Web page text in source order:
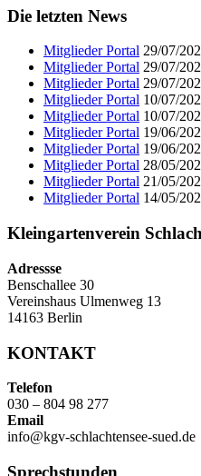
Die letzten News
Mitglieder Portal 29/07/
Mitglieder Portal 29/07/
Mitglieder Portal 29/07/
Mitglieder Portal 10/07/
Mitglieder Portal 10/07/
Mitglieder Portal 19/06/
Mitglieder Portal 19/06/
Mitglieder Portal 28/05/
Mitglieder Portal 21/05/
Mitglieder Portal 14/05/
Kleingartenverein
Adressse
Benschallee 30
Vereinshaus Ulmenweg 13
14163 Berlin
KONTAKT
Telefon
030 – 804 98 277
Email
info@kgv-schlachtensee-sued.de
Sprechstunden